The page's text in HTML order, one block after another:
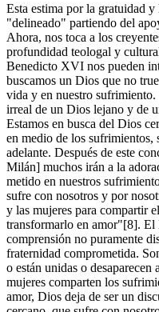
Esta estima por la gratuidad
"delineado" partiendo del
Ahora, nos toca a los
profundidad teologal y
Benedicto XVI nos pueden
buscamos un Dios que no
vida y en nuestro
irreal de un Dios lejano y de
Estamos en busca del Dios
en medio de los sufrimientos,
adelante. Después de este
Milán] muchos irán a la
metido en nuestros
sufre con nosotros y por
y las mujeres para compartir
transformarlo en amor"[8]. El
comprensión no puramente
fraternidad comprometida.
o están unidas o
mujeres comparten los
amor, Dios deja de ser un